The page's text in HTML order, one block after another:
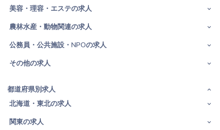
美容・理容・エステの求人
農林水産・動物関連の求人
公務員・公共施設・NPOの求人
その他の求人
都道府県別求人
北海道・東北の求人
関東の求人